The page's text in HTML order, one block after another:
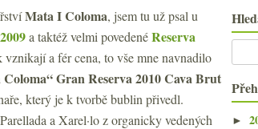
Mata I Coloma, jsem tu už psal u
a taktéž velmi povedenéReserva
a fér cena, to vše mne navnadilo
Gran Reserva 2010 Cava Brut
který je k tvorbě bublin přivedl.
a Xarel·lo z organicky vedených
►